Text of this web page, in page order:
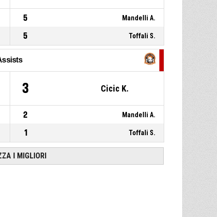
5 Mandelli A.
5 Toffali S.
3 Cicic K.
2 Mandelli A.
1 Toffali S.
I MIGLIORI